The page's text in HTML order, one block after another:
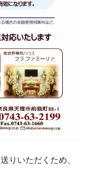
りいただくため、